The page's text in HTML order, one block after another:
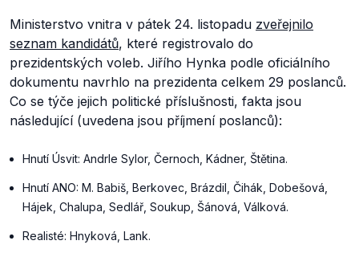
Ministerstvo vnitra v pátek 24. listopadu zveřejnilo
seznam kandidátů, které registrovalo do
prezidentských voleb. Jiřího Hynka podle oficiálního
dokumentu navrhlo na prezidenta celkem 29 poslanců.
Co se týče jejich politické příslušnosti, fakta jsou
následující (uvedena jsou příjmení poslanců):
Hnutí Úsvit: Andrle Sylor, Černoch, Kádner, Štětina.
Hnutí ANO: M. Babiš, Berkovec, Brázdil, Čihák, Dobešová,
Hájek, Chalupa, Sedlář, Soukup, Šánová, Válková.
Realisté: Hnyková, Lank.